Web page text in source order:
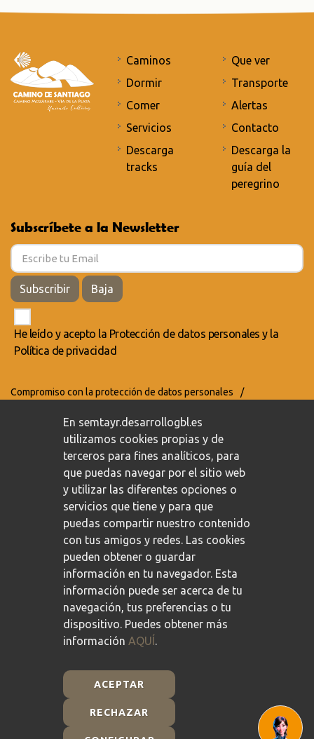
Caminos
Dormir
Comer
Servicios
Descarga
tracks
Que ver
Transporte
Alertas
Contacto
Descarga la
guía del
peregrino
Subscríbete a la Newsletter
Subscribir Baja
He leído y acepto la Protección de datos personales y la
Política de privacidad
Compromiso con la protección de datos personales
/
Plan de Recuperación, Transformación y Resiliencia -
Financiado por la Unión Europea - NextGenerationEU
En semtayr.desarrollogbl.es
utilizamos cookies propias y de
terceros para fines analíticos, para
que puedas navegar por el sitio web
y utilizar las diferentes opciones o
servicios que tiene y para que
puedas compartir nuestro contenido
con tus amigos y redes. Las cookies
pueden obtener o guardar
información en tu navegador. Esta
información puede ser acerca de tu
navegación, tus preferencias o tu
dispositivo. Puedes obtener más
información AQUÍ.
ACEPTAR
RECHAZAR